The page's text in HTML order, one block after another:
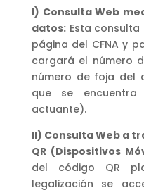
I) Consulta Web
datos:Esta consulta
página del CFNA y
cargará el número
número de foja del
que se
actuante).
II) Consulta Web a
QR (Dispositivos
del código QR
legalización se